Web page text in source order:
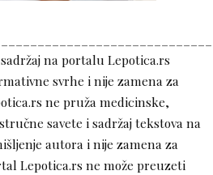
na portalu Lepotica.rs
svrhe i nije zamena za
ne pruža medicinske,
savete i sadržaj tekstova na
autora i nije zamena za
Lepotica.rs ne može preuzeti